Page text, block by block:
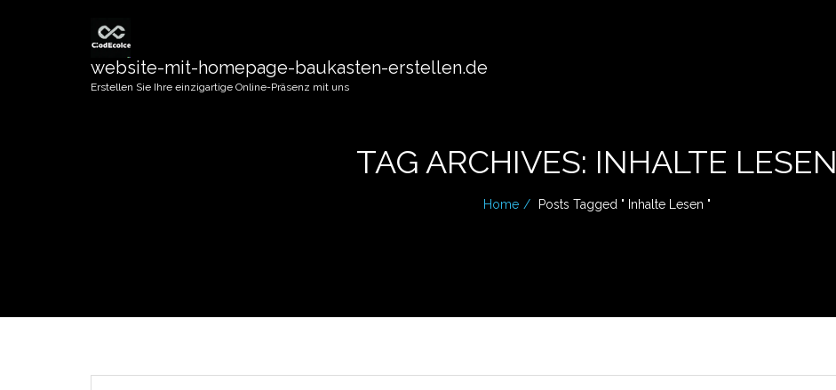
website-mit-homepage-baukasten-erstellen.de
Erstellen Sie Ihre einzigartige Online-Präsenz mit uns
TAG ARCHIVES: INHALTE LESEN
Home Posts Tagged " Inhalte Lesen "